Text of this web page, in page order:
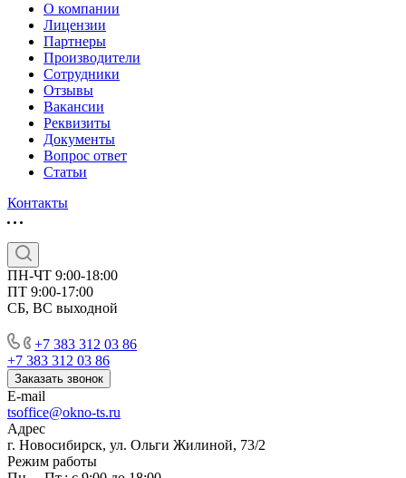
О компании
Лицензии
Партнеры
Производители
Сотрудники
Отзывы
Вакансии
Реквизиты
Документы
Вопрос ответ
Статьи
Контакты
ПН-ЧТ 9:00-18:00
ПТ 9:00-17:00
СБ, ВС выходной
+7 383 312 03 86
+7 383 312 03 86
Заказать звонок
E-mail
tsoffice@okno-ts.ru
Адрес
г. Новосибирск, ул. Ольги Жилиной, 73/2
Режим работы